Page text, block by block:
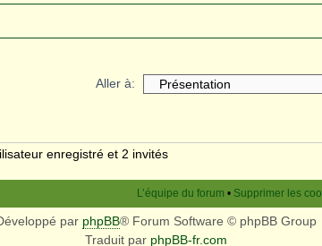
Aller à:
enregistré et 2 invités
L’équipe du forum • Supprimer les
par phpBB® Forum Software © phpBB Group
Traduit par phpBB-fr.com